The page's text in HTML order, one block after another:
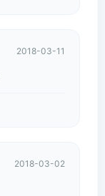
2018-03-11
2018-03-02